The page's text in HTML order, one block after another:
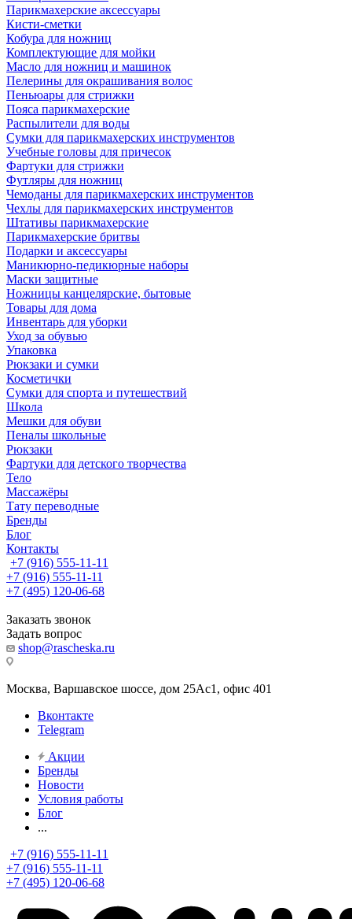
Парикмахерские аксессуары
Кисти-сметки
Кобура для ножниц
Комплектующие для мойки
Масло для ножниц и машинок
Пелерины для окрашивания волос
Пеньюары для стрижки
Пояса парикмахерские
Распылители для воды
Сумки для парикмахерских инструментов
Учебные головы для причесок
Фартуки для стрижки
Футляры для ножниц
Чемоданы для парикмахерских инструментов
Чехлы для парикмахерских инструментов
Штативы парикмахерские
Парикмахерские бритвы
Подарки и аксессуары
Маникюрно-педикюрные наборы
Маски защитные
Ножницы канцелярские, бытовые
Товары для дома
Инвентарь для уборки
Уход за обувью
Упаковка
Рюкзаки и сумки
Косметички
Сумки для спорта и путешествий
Школа
Мешки для обуви
Пеналы школьные
Рюкзаки
Фартуки для детского творчества
Тело
Массажёры
Тату переводные
Бренды
Блог
Контакты
+7 (916) 555-11-11
+7 (916) 555-11-11
+7 (495) 120-06-68
Заказать звонок
Задать вопрос
shop@rascheska.ru
Москва, Варшавское шоссе, дом 25Аc1, офис 401
Вконтакте
Telegram
Акции
Бренды
Новости
Условия работы
Блог
...
+7 (916) 555-11-11
+7 (916) 555-11-11
+7 (495) 120-06-68